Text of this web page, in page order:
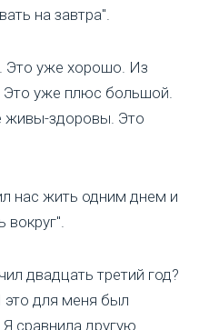
на завтра".
Это уже хорошо. Из
Это уже плюс большой.
живы-здоровы. Это
нас жить одним днем и
вокруг".
двадцать третий год?
это для меня был
сравнила другую